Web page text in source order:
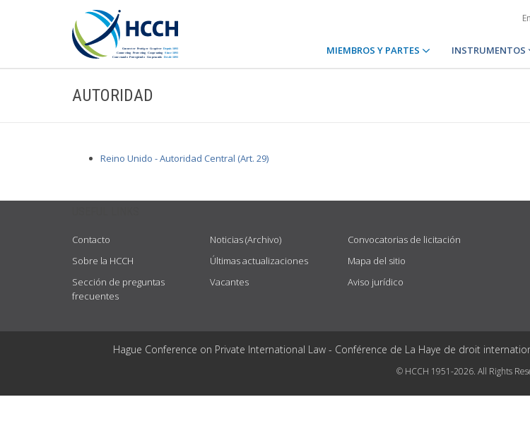
MIEMBROS Y PARTES INSTRUMENTOS
AUTORIDAD
Reino Unido - Autoridad Central (Art. 29)
Contacto
Sobre la HCCH
Sección de preguntas
frecuentes
Noticias (Archivo)
Últimas actualizaciones
Vacantes
Convocatorias de licitación
Mapa del sitio
Aviso jurídico
Hague Conference on Private International Law - Conférence de La Haye de droit
© HCCH 1951-2026. All Rights